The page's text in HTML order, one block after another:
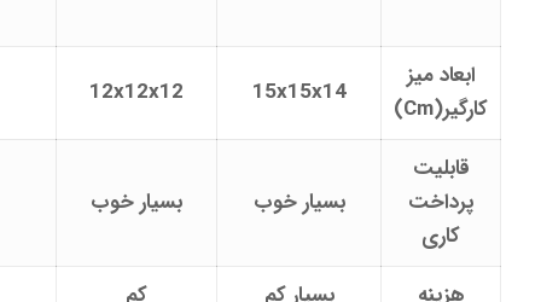
ابعاد میز
کارگیر(Cm)
15x15x14
12x12x12
قابلیت
پرداخت
کاری
بسیار خوب بسیار خوب
هزینه بسیار کم کم